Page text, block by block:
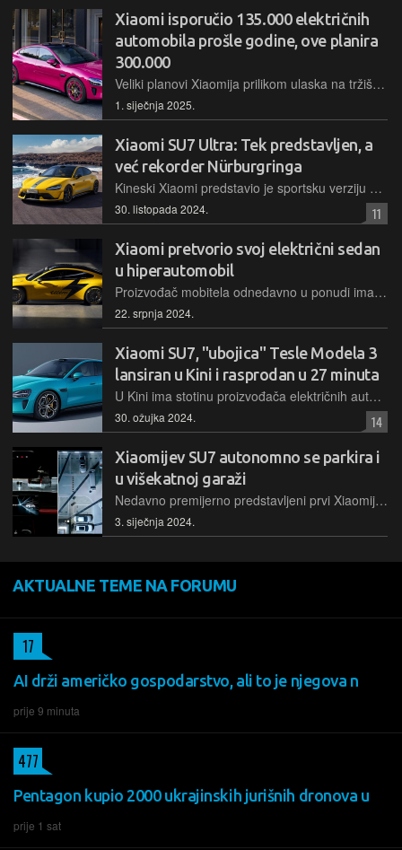
Xiaomi isporučio 135.000 električnih
automobila prošle godine, ove planira
300.000
Veliki planovi Xiaomija prilikom ulaska na tržište električnih automobila premašeni su već u prvim mjesecima rada, pa je za 2025. godinu najavljeno dodatno ubrzanje proizvodnje
1. siječnja 2025.
Xiaomi SU7 Ultra: Tek predstavljen, a
već rekorder Nürburgringa
Kineski Xiaomi predstavio je sportsku verziju svoje električne limuzine, prerađenu za maksimalne performanse s tri elektromotora u preko 1.500 KS. Prototipom su se već iskazali na kultnoj stazi
30. listopada 2024. 11
Xiaomi pretvorio svoj električni sedan
u hiperautomobil
Proizvođač mobitela odnedavno u ponudi ima vrlo privlačan i tražen model električnog automobila, SU7, a njegova verzija Ultra dovoljno je moćna da obori neke od brzinskih rekorda
22. srpnja 2024.
Xiaomi SU7, "ubojica" Tesle Modela 3
lansiran u Kini i rasprodan u 27 minuta
U Kini ima stotinu proizvođača električnih automobila. Mnogi neće preživjeti, ali oni koji ostanu mogu lako "ubiti" mnoge europske i američke kompanije koji danas proizvode električne automobile
30. ožujka 2024. 14
Xiaomijev SU7 autonomno se parkira i
u višekatnoj garaži
Nedavno premijerno predstavljeni prvi Xiaomijev električni automobil, SU7, stiže na tržište s određenim funkcijama autonomne vožnje. Jedna od impresivnijih zorno je prikazana na video snimci
3. siječnja 2024.
AKTUALNE TEME NA FORUMU
AI drži američko gospodarstvo, ali to je njegova n
prije 9 minuta
17
Pentagon kupio 2000 ukrajinskih jurišnih dronova u
prije 1 sat
477